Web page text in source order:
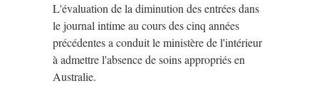
L'évaluation de la diminution des entrées dans
le journal intime au cours des cinq années
précédentes a conduit le ministère de l'intérieur
à admettre l'absence de soins appropriés en
Australie.